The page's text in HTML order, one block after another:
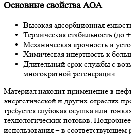
Основные свойства АОА
Высокая адсорбционная
Термическая стабильность (до
Механическая прочность и
Химическая инертность к
Длительный срок службы с
многократной регенерации
Материал находит применение в
энергетической и других отраслях
требуется глубокая осушка или
технологических потоков.
использования – в соответствующем